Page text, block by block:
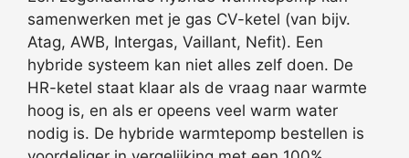
samenwerken met je gas CV-ketel (van bijv.
Atag, AWB, Intergas, Vaillant, Nefit). Een
hybride systeem kan niet alles zelf doen. De
HR-ketel staat klaar als de vraag naar warmte
hoog is, en als er opeens veel warm water
nodig is. De hybride warmtepomp bestellen is